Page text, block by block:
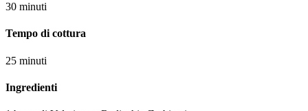
30 minuti
Tempo di cottura
25 minuti
Ingredienti